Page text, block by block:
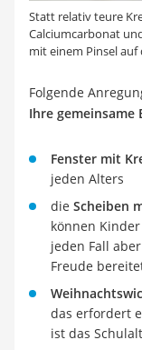
Statt relativ teure
Calciumcarbonat
mit einem Pinsel
Folgende
Ihre gemeinsame
Fenster mit
jeden Alters
die Scheiben
können
jeden Fall
Freude
das erfordert
ist das